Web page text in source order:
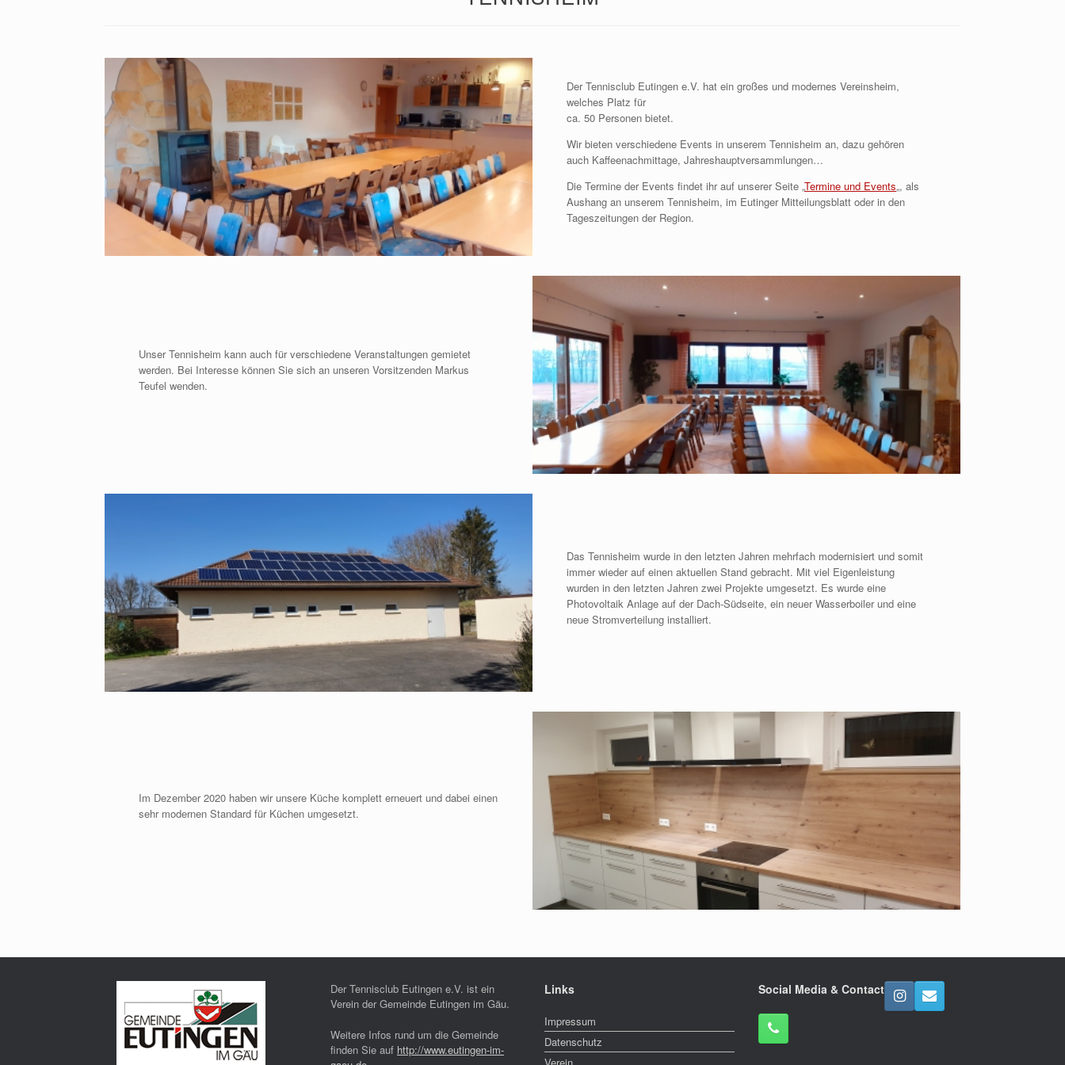
Der Tennisclub Eutingen e.V. hat ein großes und modernes Vereinsheim,
welches Platz für
ca. 50 Personen bietet.
Wir bieten verschiedene Events in unserem Tennisheim an, dazu gehören
auch Kaffeenachmittage, Jahreshauptversammlungen…
Die Termine der Events findet ihr auf unserer Seite „Termine und Events„, als
Aushang an unserem Tennisheim, im Eutinger Mitteilungsblatt oder in den
Tageszeitungen der Region.
Unser Tennisheim kann auch für verschiedene Veranstaltungen gemietet
werden. Bei Interesse können Sie sich an unseren Vorsitzenden Markus
Teufel wenden.
Das Tennisheim wurde in den letzten Jahren mehrfach modernisiert und somit
immer wieder auf einen aktuellen Stand gebracht. Mit viel Eigenleistung
wurden in den letzten Jahren zwei Projekte umgesetzt. Es wurde eine
Photovoltaik Anlage auf der Dach-Südseite, ein neuer Wasserboiler und eine
neue Stromverteilung installiert.
Im Dezember 2020 haben wir unsere Küche komplett erneuert und dabei einen
sehr modernen Standard für Küchen umgesetzt.
Der Tennisclub Eutingen e.V. ist ein
Verein der Gemeinde Eutingen im Gäu.
Weitere Infos rund um die Gemeinde
finden Sie auf http://www.eutingen-im-
Links
Impressum
Datenschutz
Social Media & Contact